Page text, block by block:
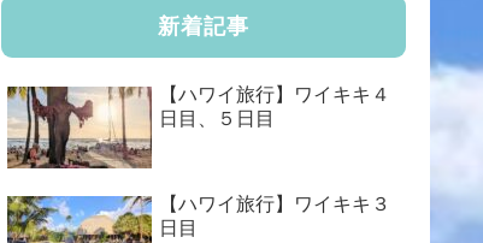
新着記事
【ハワイ旅行】ワイキキ４
日目、５日目
【ハワイ旅行】ワイキキ３
日目